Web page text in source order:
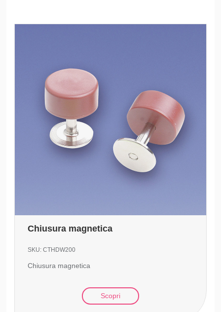
Chiusura magnetica
SKU:CTHDW200
Chiusura magnetica
Scopri